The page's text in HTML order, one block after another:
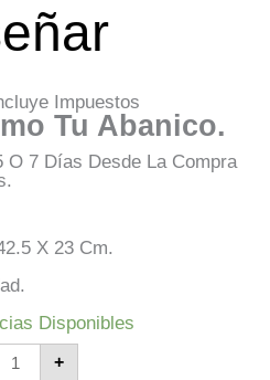
Impuestos
Tu Abanico.
O 7 Días Desde La Compra
X 23 Cm.
Disponibles
Personalizado
+